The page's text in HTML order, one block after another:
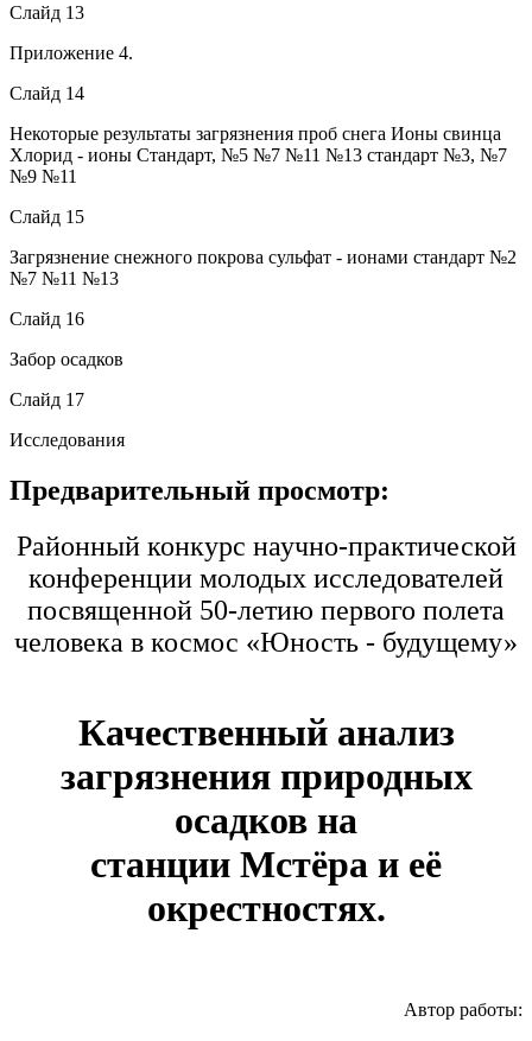
Слайд 13
Приложение 4.
Слайд 14
Некоторые результаты загрязнения проб снега Ионы свинца
Хлорид - ионы Стандарт, №5 №7 №11 №13 стандарт №3, №7
№9 №11
Слайд 15
Загрязнение снежного покрова сульфат - ионами стандарт №2
№7 №11 №13
Слайд 16
Забор осадков
Слайд 17
Исследования
Предварительный просмотр:
Районный конкурс научно-практической
конференции молодых исследователей
посвященной 50-летию первого полета
человека в космос «Юность - будущему»
Качественный анализ
загрязнения природных
осадков на
станции Мстёра и её
окрестностях.
Автор работы: